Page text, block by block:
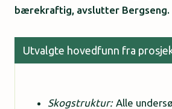
bærekraftig, avslutter Bergseng.
Utvalgte hovedfunn fra
Skogstruktur:Alle